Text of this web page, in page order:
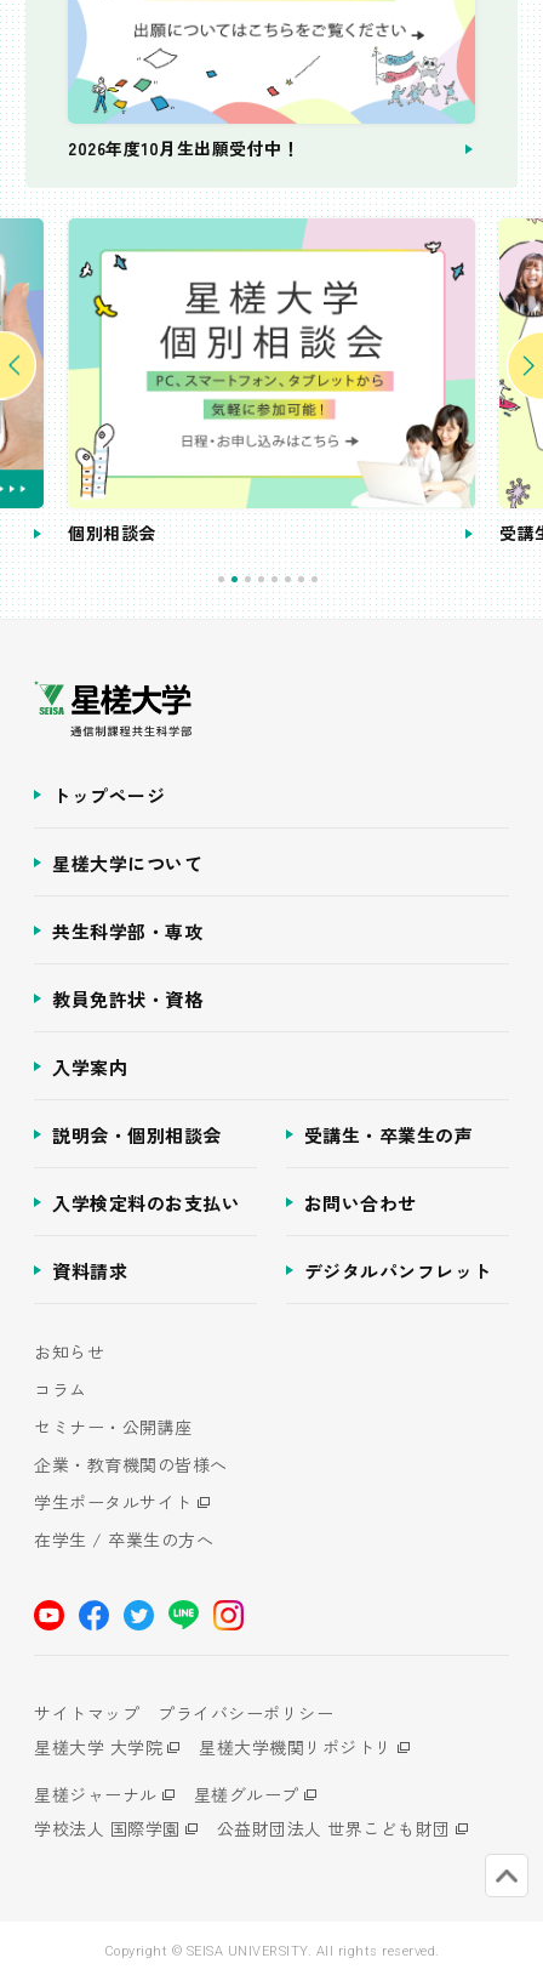
2026年度10月生出願受付中！
個別相談会 受講
トップページ
星槎大学について
共生科学部・専攻
教員免許状・資格
入学案内
説明会・個別相談会 受講生・卒業生の声
入学検定料のお支払い お問い合わせ
資料請求 デジタルパンフレット
お知らせ
コラム
セミナー・公開講座
企業・教育機関の皆様へ
学生ポータルサイト
在学生 / 卒業生の方へ
サイトマップ
プライバシーポリシー
星槎大学 大学院
星槎大学機関リポジトリ
星槎ジャーナル
星槎グループ
学校法人 国際学園
公益財団法人 世界こども財団
Copyright © SEISA UNIVERSITY. All rights reserved.